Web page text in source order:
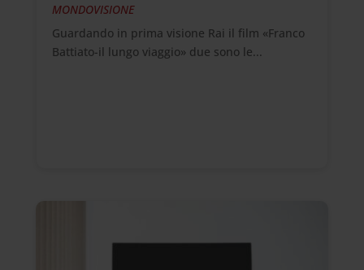
MONDOVISIONE
Guardando in prima visione Rai il film «Franco
Battiato-il lungo viaggio» due sono le...